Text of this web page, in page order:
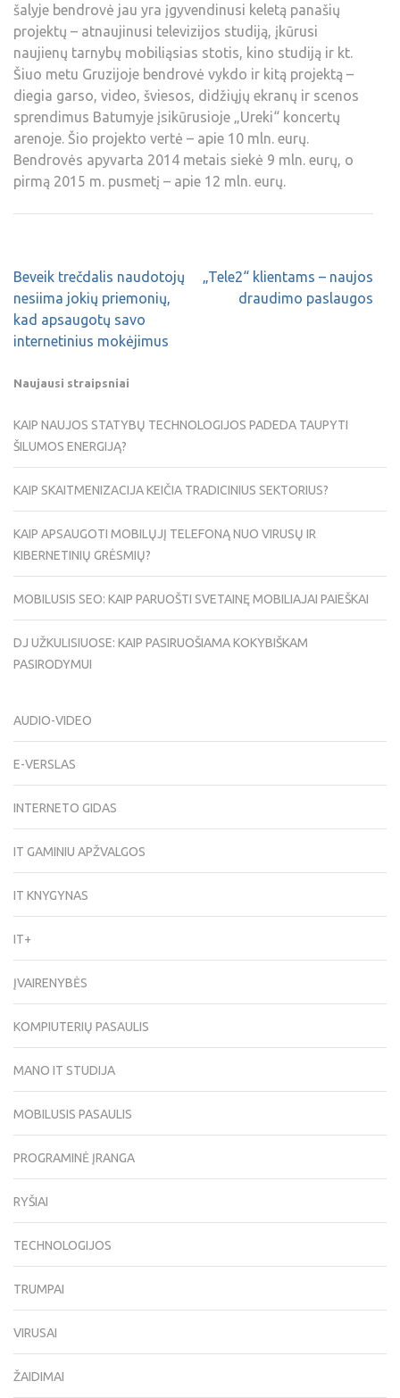
šalyje bendrovė jau yra įgyvendinusi keletą panašių
projektų – atnaujinusi televizijos studiją, įkūrusi
naujienų tarnybų mobiliąsias stotis, kino studiją ir kt.
Šiuo metu Gruzijoje bendrovė vykdo ir kitą projektą –
diegia garso, video, šviesos, didžiųjų ekranų ir scenos
sprendimus Batumyje įsikūrusioje „Ureki“ koncertų
arenoje. Šio projekto vertė – apie 10 mln. eurų.
Bendrovės apyvarta 2014 metais siekė 9 mln. eurų, o
pirmą 2015 m. pusmetį – apie 12 mln. eurų.
Beveik trečdalis naudotojų
nesiima jokių priemonių,
kad apsaugotų savo
internetinius mokėjimus
„Tele2“ klientams – naujos
draudimo paslaugos
Naujausi straipsniai
KAIP NAUJOS STATYBŲ TECHNOLOGIJOS PADEDA TAUPYTI
ŠILUMOS ENERGIJĄ?
KAIP SKAITMENIZACIJA KEIČIA TRADICINIUS SEKTORIUS?
KAIP APSAUGOTI MOBILŲJĮ TELEFONĄ NUO VIRUSŲ IR
KIBERNETINIŲ GRĖSMIŲ?
MOBILUSIS SEO: KAIP PARUOŠTI SVETAINĘ MOBILIAJAI PAIEŠKAI
DJ UŽKULISIUOSE: KAIP PASIRUOŠIAMA KOKYBIŠKAM
PASIRODYMUI
AUDIO-VIDEO
E-VERSLAS
INTERNETO GIDAS
IT GAMINIU APŽVALGOS
IT KNYGYNAS
IT+
ĮVAIRENYBĖS
KOMPIUTERIŲ PASAULIS
MANO IT STUDIJA
MOBILUSIS PASAULIS
PROGRAMINĖ ĮRANGA
RYŠIAI
TECHNOLOGIJOS
TRUMPAI
VIRUSAI
ŽAIDIMAI